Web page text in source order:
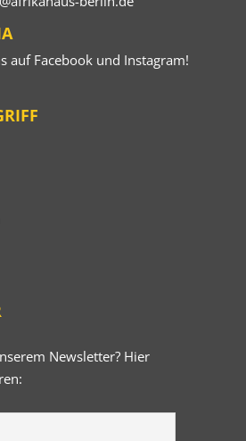
auf Facebookund Instagram!
Newsletter? Hier